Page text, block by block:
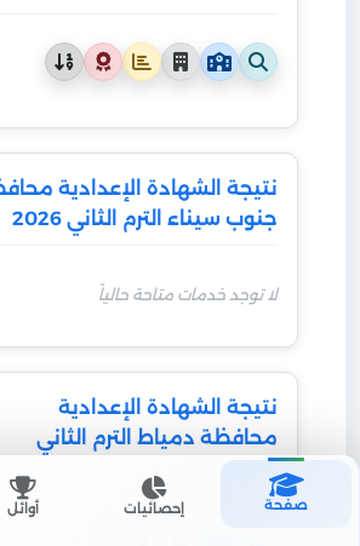
صفحة إحصائيات أوائل
نتيجة الشهادة الإعدادية
جنوب سيناء الترم الثاني 2026
لا توجد خدمات متاحة حالياً
نتيجة الشهادة الإعدادية
محافظة دمياط الترم الثاني
2026